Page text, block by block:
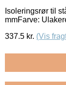
Isoleringsrør til
mmFarve:
337.5 kr. (Vis